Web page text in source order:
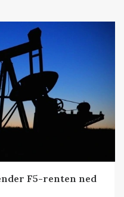
F5-renten ned